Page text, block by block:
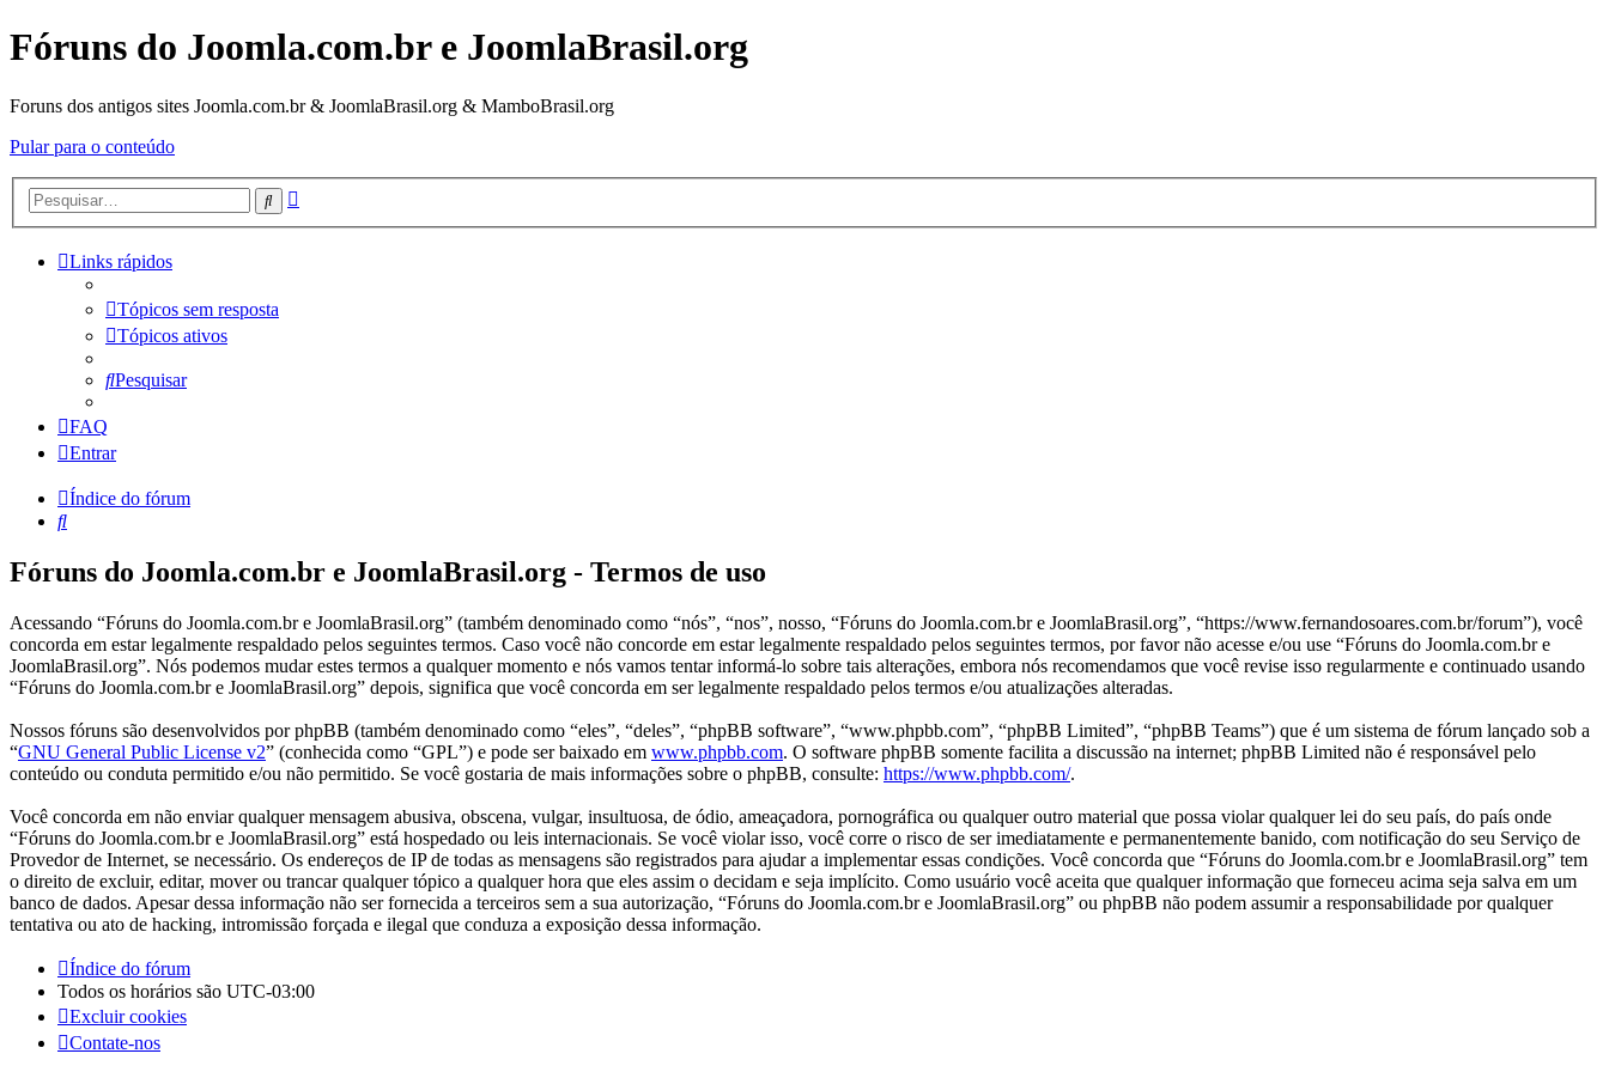
Fóruns do Joomla.com.br e JoomlaBrasil.org
Foruns dos antigos sites Joomla.com.br & JoomlaBrasil.org & MamboBrasil.org
Pular para o conteúdo
Pesquisar
Links rápidos
Tópicos sem resposta
Tópicos ativos
Pesquisar
FAQ
Entrar
Índice do fórum
Pesquisar
Fóruns do Joomla.com.br e JoomlaBrasil.org - Termos de uso
Acessando “Fóruns do Joomla.com.br e JoomlaBrasil.org” (também denominado como “nós”, “nos”, nosso, “Fóruns do Joomla.com.br e JoomlaBrasil.org”, “https://www.fernandosoares.com.br/forum”), você
concorda em estar legalmente respaldado pelos seguintes termos. Caso você não concorde em estar legalmente respaldado pelos seguintes termos, por favor não acesse e/ou use “Fóruns do Joomla.com.br e
JoomlaBrasil.org”. Nós podemos mudar estes termos a qualquer momento e nós vamos tentar informá-lo sobre tais alterações, embora nós recomendamos que você revise isso regularmente e continuado usando
“Fóruns do Joomla.com.br e JoomlaBrasil.org” depois, significa que você concorda em ser legalmente respaldado pelos termos e/ou atualizações alteradas.
Nossos fóruns são desenvolvidos por phpBB (também denominado como “eles”, “deles”, “phpBB software”, “www.phpbb.com”, “phpBB Limited”, “phpBB Teams”) que é um sistema de fórum lançado sob a
“GNU General Public License v2” (conhecida como “GPL”) e pode ser baixado em www.phpbb.com. O software phpBB somente facilita a discussão na internet; phpBB Limited não é responsável pelo
conteúdo ou conduta permitido e/ou não permitido. Se você gostaria de mais informações sobre o phpBB, consulte: https://www.phpbb.com/.
Você concorda em não enviar qualquer mensagem abusiva, obscena, vulgar, insultuosa, de ódio, ameaçadora, pornográfica ou qualquer outro material que possa violar qualquer lei do seu país, do país onde
“Fóruns do Joomla.com.br e JoomlaBrasil.org” está hospedado ou leis internacionais. Se você violar isso, você corre o risco de ser imediatamente e permanentemente banido, com notificação do seu Serviço de
Provedor de Internet, se necessário. Os endereços de IP de todas as mensagens são registrados para ajudar a implementar essas condições. Você concorda que “Fóruns do Joomla.com.br e JoomlaBrasil.org” tem
o direito de excluir, editar, mover ou trancar qualquer tópico a qualquer hora que eles assim o decidam e seja implícito. Como usuário você aceita que qualquer informação que forneceu acima seja salva em um
banco de dados. Apesar dessa informação não ser fornecida a terceiros sem a sua autorização, “Fóruns do Joomla.com.br e JoomlaBrasil.org” ou phpBB não podem assumir a responsabilidade por qualquer
tentativa ou ato de hacking, intromissão forçada e ilegal que conduza a exposição dessa informação.
Índice do fórum
Todos os horários são UTC-03:00
Excluir cookies
Contate-nos